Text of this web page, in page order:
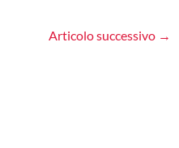
Articolo successivo →